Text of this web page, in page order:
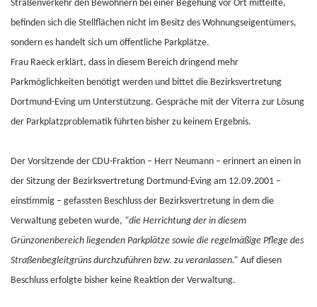
Straßenverkehr den Bewohnern bei einer Begehung vor Ort mitteilte,
befinden sich die Stellflächen nicht im Besitz des Wohnungseigentümers,
sondern es handelt sich um öffentliche Parkplätze.
Frau Raeck erklärt, dass in diesem Bereich dringend mehr
Parkmöglichkeiten benötigt werden und bittet die Bezirksvertretung
Dortmund-Eving um Unterstützung. Gespräche mit der Viterra zur Lösung
der Parkplatzproblematik führten bisher zu keinem Ergebnis.
Der Vorsitzende der CDU-Fraktion – Herr Neumann – erinnert an einen in
der Sitzung der Bezirksvertretung Dortmund-Eving am 12.09.2001 –
einstimmig – gefassten Beschluss der Bezirksvertretung in dem die
Verwaltung gebeten wurde, “die Herrichtung der in diesem
Grünzonenbereich liegenden Parkplätze sowie die regelmäßige Pflege des
Straßenbegleitgrüns durchzuführen bzw. zu veranlassen.” Auf diesen
Beschluss erfolgte bisher keine Reaktion der Verwaltung.